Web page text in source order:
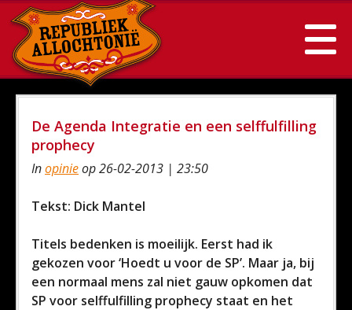
De Agenda Integratie en een selffulfilling
prophecy
Inopinieop 26-02-2013 | 23:50
Tekst: Dick Mantel
Titels bedenken is moeilijk. Eerst had ik
gekozen voor ‘Hoedt u voor de SP’. Maar ja, bij
een normaal mens zal niet gauw opkomen dat
SP voor selffulfilling prophecy staat en het